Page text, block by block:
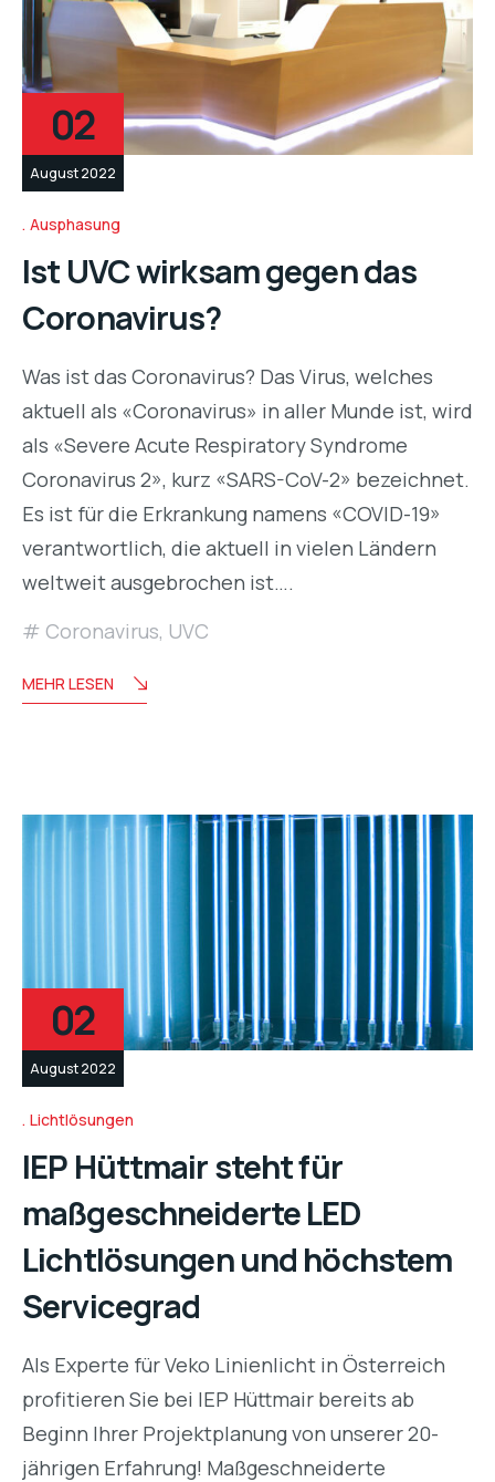
02
August 2022
Ausphasung
Ist UVC wirksam gegen das
Coronavirus?
Was ist das Coronavirus? Das Virus, welches
aktuell als «Coronavirus» in aller Munde ist, wird
als «Severe Acute Respiratory Syndrome
Coronavirus 2», kurz «SARS-CoV-2» bezeichnet.
Es ist für die Erkrankung namens «COVID-19»
verantwortlich, die aktuell in vielen Ländern
weltweit ausgebrochen ist….
Coronavirus, UVC
MEHR LESEN
02
August 2022
Lichtlösungen
IEP Hüttmair steht für
maßgeschneiderte LED
Lichtlösungen und höchstem
Servicegrad
Als Experte für Veko Linienlicht in Österreich
profitieren Sie bei IEP Hüttmair bereits ab
Beginn Ihrer Projektplanung von unserer 20-
jährigen Erfahrung! Maßgeschneiderte